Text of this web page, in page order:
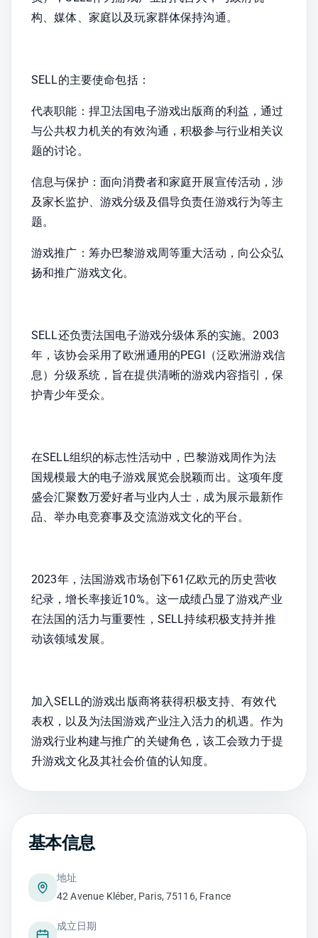
构、媒体、家庭以及玩家群体保持沟通。
SELL的主要使命包括：
代表职能：捍卫法国电子游戏出版商的利益，通过
与公共权力机关的有效沟通，积极参与行业相关议
题的讨论。
信息与保护：面向消费者和家庭开展宣传活动，涉
及家长监护、游戏分级及倡导负责任游戏行为等主
题。
游戏推广：筹办巴黎游戏周等重大活动，向公众弘
扬和推广游戏文化。
SELL还负责法国电子游戏分级体系的实施。2003
年，该协会采用了欧洲通用的PEGI（泛欧洲游戏信
息）分级系统，旨在提供清晰的游戏内容指引，保
护青少年受众。
在SELL组织的标志性活动中，巴黎游戏周作为法
国规模最大的电子游戏展览会脱颖而出。这项年度
盛会汇聚数万爱好者与业内人士，成为展示最新作
品、举办电竞赛事及交流游戏文化的平台。
2023年，法国游戏市场创下61亿欧元的历史营收
纪录，增长率接近10%。这一成绩凸显了游戏产业
在法国的活力与重要性，SELL持续积极支持并推
动该领域发展。
加入SELL的游戏出版商将获得积极支持、有效代
表权，以及为法国游戏产业注入活力的机遇。作为
游戏行业构建与推广的关键角色，该工会致力于提
升游戏文化及其社会价值的认知度。
基本信息
地址
42 Avenue Kléber, Paris, 75116, France
成立日期